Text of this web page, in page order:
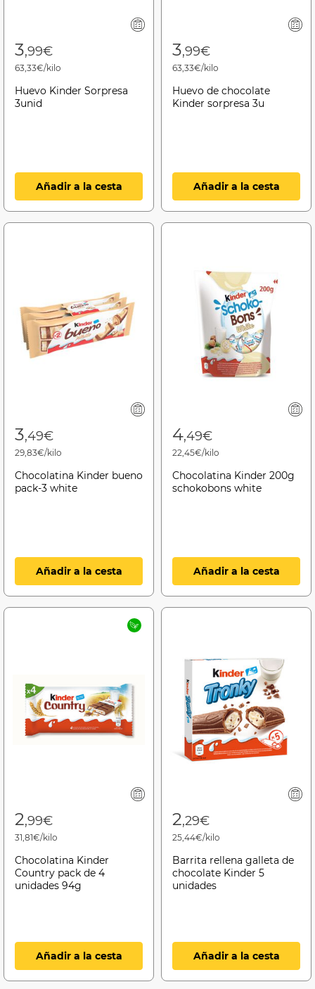
3,99€
63,33€/kilo
Huevo Kinder Sorpresa
3unid
Añadir a la cesta
3,99€
63,33€/kilo
Huevo de chocolate
Kinder sorpresa 3u
Añadir a la cesta
3,49€
29,83€/kilo
Chocolatina Kinder bueno
pack-3 white
Añadir a la cesta
4,49€
22,45€/kilo
Chocolatina Kinder 200g
schokobons white
Añadir a la cesta
2,99€
31,81€/kilo
Chocolatina Kinder
Country pack de 4
unidades 94g
Añadir a la cesta
2,29€
25,44€/kilo
Barrita rellena galleta de
chocolate Kinder 5
unidades
Añadir a la cesta